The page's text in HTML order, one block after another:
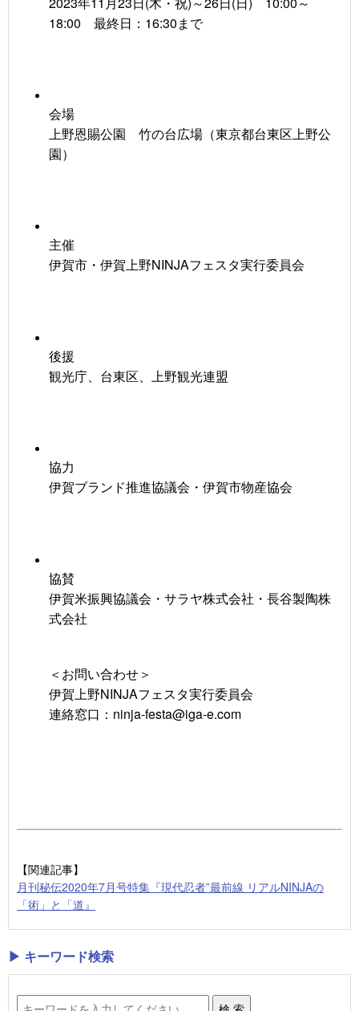
18:00 最終日：16:30まで
会場
上野恩賜公園 竹の台広場（東京都台東区上野公
園）
主催
伊賀市・伊賀上野NINJAフェスタ実行委員会
後援
観光庁、台東区、上野観光連盟
協力
伊賀ブランド推進協議会・伊賀市物産協会
協賛
伊賀米振興協議会・サラヤ株式会社・長谷製陶株
式会社
＜お問い合わせ＞
伊賀上野NINJAフェスタ実行委員会
連絡窓口：ninja-festa@iga-e.com
【関連記事】
月刊秘伝2020年7月号特集『現代忍者”最前線 リアルNINJAの
「術」と「道』
▶ キーワード検索